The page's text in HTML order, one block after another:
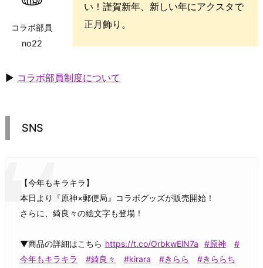
コラボ部員
no22
い！謹賀新年、新しい年にアクスタで
正月飾り。
▶ コラボ部員制度について
SNS
【今年もキラキラ】
本日より『原神×郵便局』コラボグッズが販売開始！
さらに、綺良々の絵文字も登場！
▼商品の詳細はこちら https://t.co/OrbkwElN7a #原神
#
今年もキラキラ
#綺良々 #kirara #きらら
#きららち